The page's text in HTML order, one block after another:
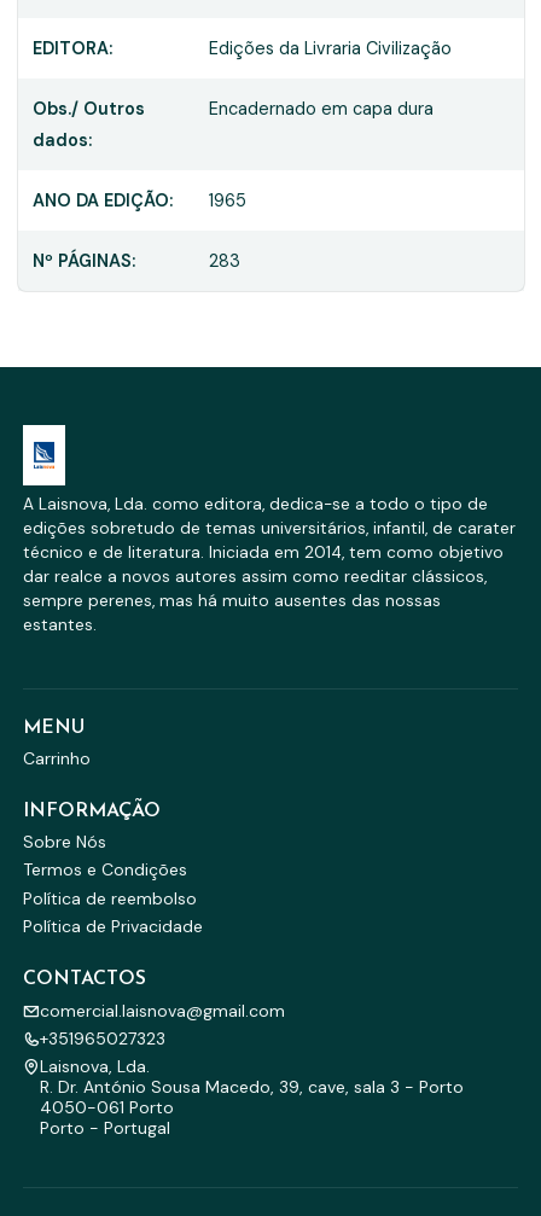
EDITORA: Edições da Livraria Civilização
Obs./ Outros
dados:
Encadernado em capa dura
ANO DA EDIÇÃO: 1965
Nº PÁGINAS: 283
A Laisnova, Lda. como editora, dedica-se a todo o tipo de
edições sobretudo de temas universitários, infantil, de carater
técnico e de literatura. Iniciada em 2014, tem como objetivo
dar realce a novos autores assim como reeditar clássicos,
sempre perenes, mas há muito ausentes das nossas
estantes.
MENU
Carrinho
INFORMAÇÃO
Sobre Nós
Termos e Condições
Política de reembolso
Política de Privacidade
CONTACTOS
comercial.laisnova@gmail.com
+351965027323
Laisnova, Lda.
R. Dr. António Sousa Macedo, 39, cave, sala 3 - Porto
4050-061 Porto
Porto - Portugal